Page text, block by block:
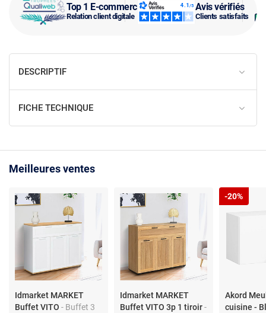
Top 1 E-commerce
Relation client digitale
Avis vérifiés
Clients satisfaits
DESCRIPTIF
FICHE TECHNIQUE
Meilleures ventes
Idmarket MARKET
Buffet VITO - Buffet 3
Idmarket MARKET
Buffet VITO 3p 1 tiroir-
Akord
cuisine -
-20%